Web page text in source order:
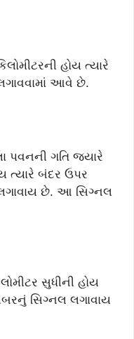
હોય ત્યારે
આવે છે.
પવનની ગતિ જ્યારે
ત્યારે બંદર ઉપર
છે. આ સિગ્નલ
સુધીની હોય
સિગ્નલ લગાવાય